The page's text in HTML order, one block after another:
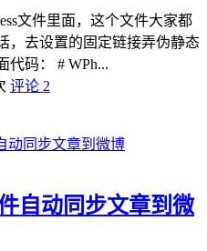
文件里面，这个文件大家都
，去设置的固定链接弄伪静态
代码： # WPh...
评论 2
自动同步文章到微